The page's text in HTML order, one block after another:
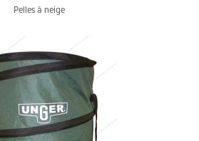
Pelles à neige